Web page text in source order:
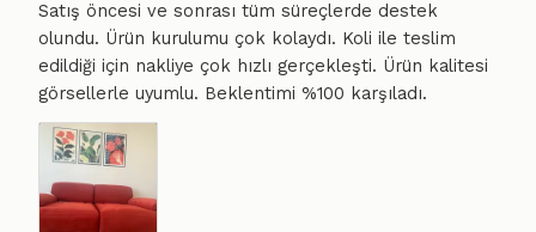
Satış öncesi ve sonrası tüm süreçlerde destek
olundu. Ürün kurulumu çok kolaydı. Koli ile teslim
edildiği için nakliye çok hızlı gerçekleşti. Ürün kalitesi
görsellerle uyumlu. Beklentimi %100 karşıladı.